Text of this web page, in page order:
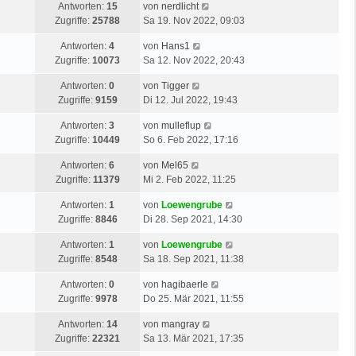
Antworten: 15
Zugriffe: 25788
von nerdlicht
Sa 19. Nov 2022, 09:03
Antworten: 4
Zugriffe: 10073
von Hans1
Sa 12. Nov 2022, 20:43
Antworten: 0
Zugriffe: 9159
von Tigger
Di 12. Jul 2022, 19:43
Antworten: 3
Zugriffe: 10449
von mulleflup
So 6. Feb 2022, 17:16
Antworten: 6
Zugriffe: 11379
von Mel65
Mi 2. Feb 2022, 11:25
Antworten: 1
Zugriffe: 8846
von Loewengrube
Di 28. Sep 2021, 14:30
Antworten: 1
Zugriffe: 8548
von Loewengrube
Sa 18. Sep 2021, 11:38
Antworten: 0
Zugriffe: 9978
von hagibaerle
Do 25. Mär 2021, 11:55
Antworten: 14
Zugriffe: 22321
von mangray
Sa 13. Mär 2021, 17:35